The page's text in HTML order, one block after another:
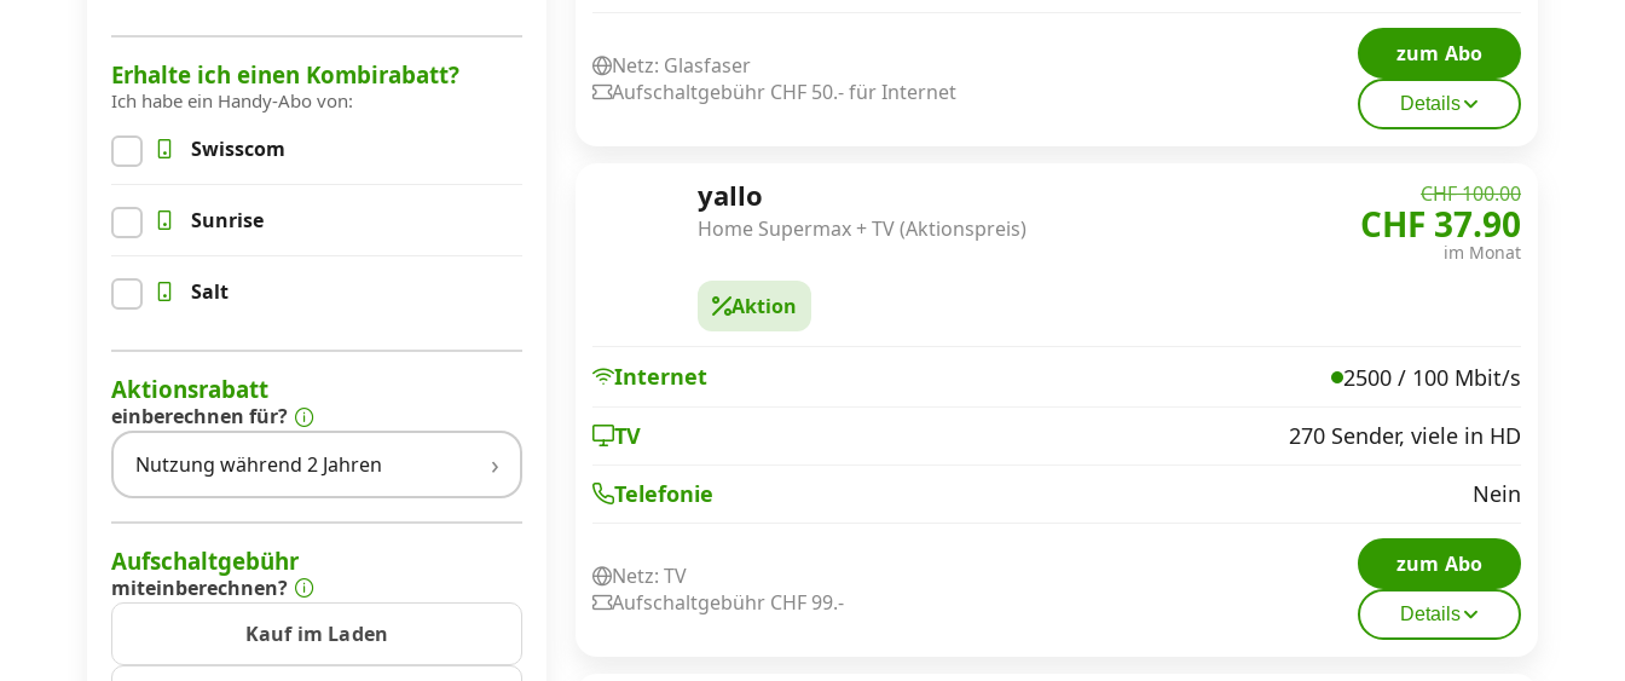
Über uns
Erhalte ich einen Kombirabatt?
Ich habe ein Handy-Abo von:
Swisscom
Sunrise
Salt
Aktionsrabatt
einberechnen für?
Nutzung während 2 Jahren
Aufschaltgebühr
miteinberechnen?
Kauf im Laden
Netz: Glasfaser
Aufschaltgebühr CHF 50.- für Internet
zum Abo
Details
yallo
Home Supermax + TV (Aktionspreis)
Aktion
CHF 100.00
CHF 37.90
im Monat
Internet 2500 / 100 Mbit/s
TV 270 Sender, viele in HD
Telefonie Nein
Netz: TV
Aufschaltgebühr CHF 99.-
zum Abo
Details